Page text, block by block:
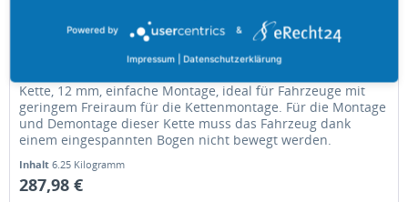
Grizzly-STARE RING CAR 090 - 12,00 mm
Kette, 12 mm, einfache Montage, ideal für Fahrzeuge mit
geringem Freiraum für die Kettenmontage. Für die Montage
und Demontage dieser Kette muss das Fahrzeug dank
einem eingespannten Bogen nicht bewegt werden.
Inhalt6.25 Kilogramm
287,98 €
Powered by &
Impressum | Datenschutzerklärung